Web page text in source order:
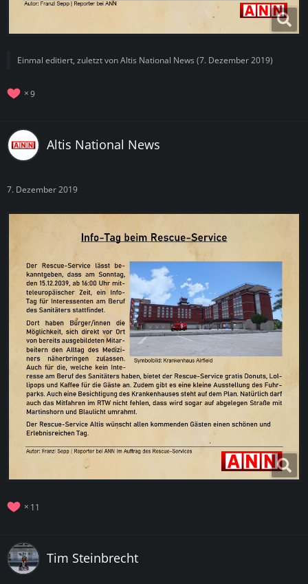
Einmal editiert, zuletzt vonAltis National News (7. Dezember 2019)
9
Altis National News
7. Dezember 2019
11
Tim Steinbrecht